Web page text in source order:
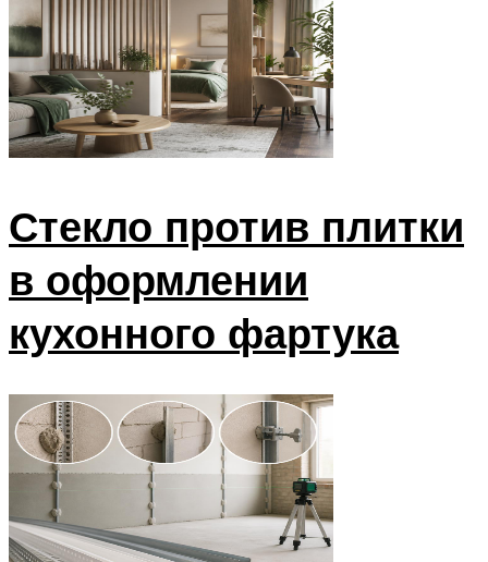
Стекло против плитки
в оформлении
кухонного фартука